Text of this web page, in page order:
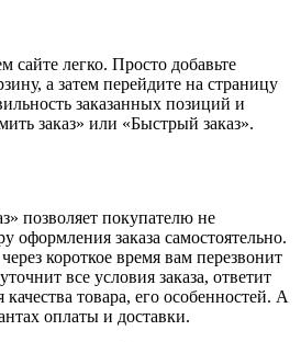
сайте легко. Просто добавьте
а затем перейдите на страницу
заказанных позиций и
заказ» или «Быстрый заказ».
позволяет покупателю не
оформления заказа самостоятельно.
короткое время вам перезвонит
все условия заказа, ответит
товара, его особенностей. А
оплаты и доставки.